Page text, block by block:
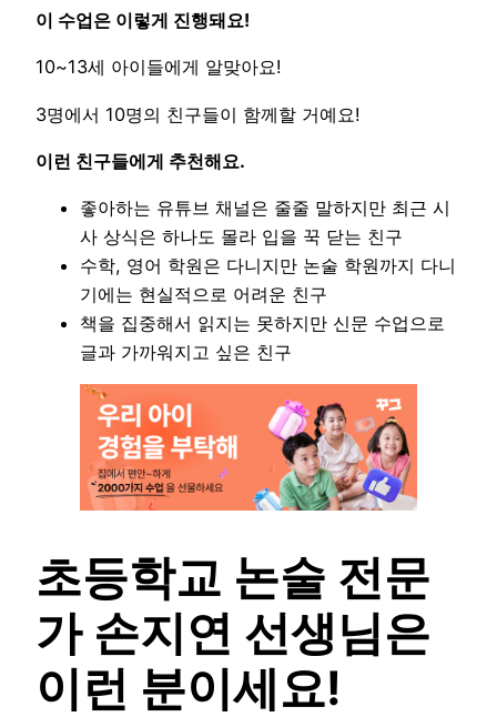
이 수업은 이렇게 진행돼요!
10~13세 아이들에게 알맞아요!
3명에서 10명의 친구들이 함께할 거예요!
이런 친구들에게 추천해요.
좋아하는 유튜브 채널은 줄줄 말하지만 최근 시
사 상식은 하나도 몰라 입을 꾹 닫는 친구
수학, 영어 학원은 다니지만 논술 학원까지 다니
기에는 현실적으로 어려운 친구
책을 집중해서 읽지는 못하지만 신문 수업으로
글과 가까워지고 싶은 친구
초등학교 논술 전문
가 손지연 선생님은
이런 분이세요!